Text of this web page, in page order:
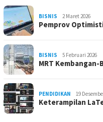
BISNIS 2 Maret 2026
Pemprov
BISNIS 5 Februari 2026
MRT Kembangan-
PENDIDIKAN 19
Keterampilan